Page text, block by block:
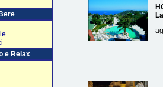
e Relax